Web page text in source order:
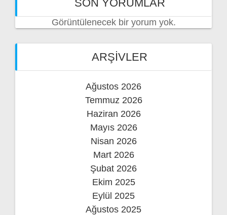
SON YORUMLAR
Görüntülenecek bir yorum yok.
ARŞIVLER
Ağustos 2026
Temmuz 2026
Haziran 2026
Mayıs 2026
Nisan 2026
Mart 2026
Şubat 2026
Ekim 2025
Eylül 2025
Ağustos 2025